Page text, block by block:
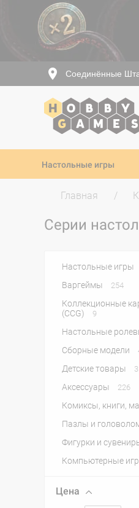
Соединённые
Настольные игры
Главная
Серии
Настольные игры
Варгеймы 254
Коллекционные
(CCG)
9
Настольные
Сборные модели
Детские товары 3
Аксессуары 226
Комиксы, книги,
Пазлы и
Фигурки и
Компьютерные
Цена